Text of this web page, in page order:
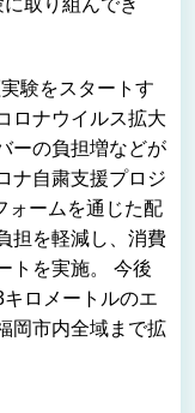
取り組んでき
験をスタートす
ロナウイルス拡大
ーの負担増などが
ナ自粛支援プロジ
ォームを通じた配
担を軽減し、消費
トを実施。 今後
ロメートルのエ
岡市内全域まで拡